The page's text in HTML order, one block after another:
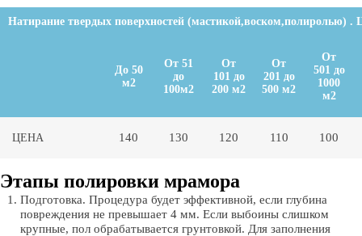
Натирание твердых поверхностей (мастикой,воском,полиролью) .
До 50
м2
От 51
до
100м2
От
101 до
200 м2
От
201 до
500 м2
От
501 до
1000
м2
ЦЕНА 140 130 120 110 100
Этапы полировки мрамора
Подготовка. Процедура будет эффективной, если глубина
повреждения не превышает 4 мм. Если выбоины слишком
крупные, пол обрабатывается грунтовкой. Для заполнения